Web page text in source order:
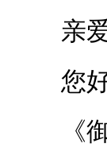
亲
您
《